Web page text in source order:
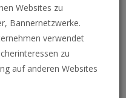
aus den
Websites zu
Bannernetzwerke.
verwendet
zu
auf anderen Websites